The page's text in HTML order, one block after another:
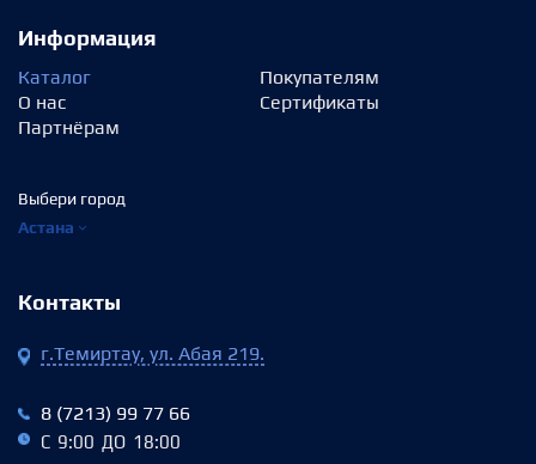
Информация
Каталог
О нас
Партнёрам
Покупателям
Сертификаты
Выбери город
Астана
Контакты
г.Темиртау, ул. Абая 219.
8 (7213) 99 77 66
С 9:00 ДО 18:00